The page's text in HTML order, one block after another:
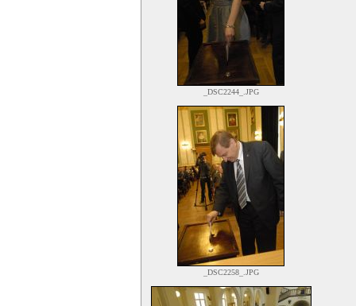
_DSC2244_.JPG
_DSC2258_.JPG